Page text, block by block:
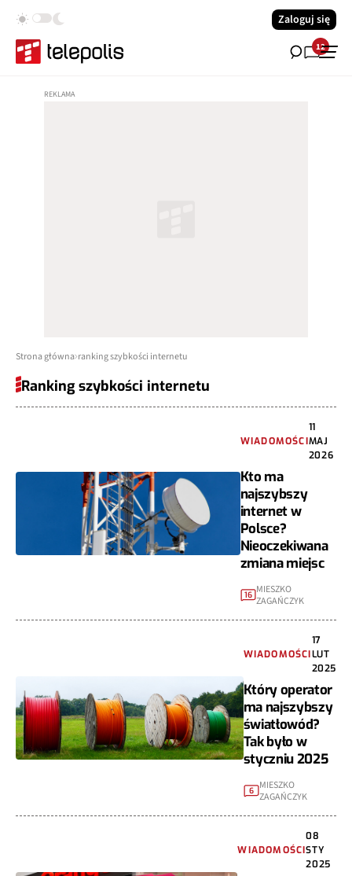
Zaloguj się
12
Strona główna ranking szybkości internetu
Ranking szybkości internetu
WIADOMOŚCI
11
MAJ
2026
Kto ma
najszybszy
internet w
Polsce?
Nieoczekiwana
zmiana miejsc
16 MIESZKO
ZAGAŃCZYK
WIADOMOŚCI
17
LUT
2025
Który operator
ma najszybszy
światłowód?
Tak było w
styczniu 2025
6 MIESZKO
ZAGAŃCZYK
WIADOMOŚCI
08
STY
2025